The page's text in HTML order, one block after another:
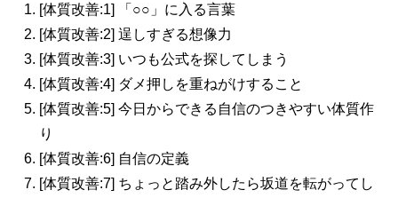
[体質改善:1] 「○○」に入る言葉
[体質改善:2] 逞しすぎる想像力
[体質改善:3] いつも公式を探してしまう
[体質改善:4] ダメ押しを重ねがけすること
[体質改善:5] 今日からできる自信のつきやすい体質作
り
[体質改善:6] 自信の定義
[体質改善:7] ちょっと踏み外したら坂道を転がってし